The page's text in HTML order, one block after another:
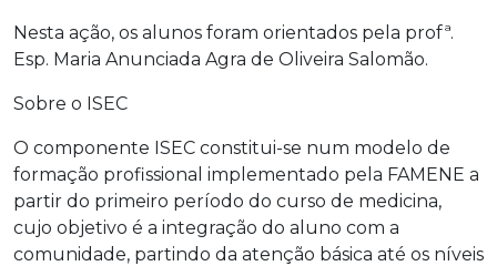
Nesta ação, os alunos foram orientados pela profª.
Esp. Maria Anunciada Agra de Oliveira Salomão.
Sobre o ISEC
O componente ISEC constitui-se num modelo de
formação profissional implementado pela FAMENE a
partir do primeiro período do curso de medicina,
cujo objetivo é a integração do aluno com a
comunidade, partindo da atenção básica até os níveis